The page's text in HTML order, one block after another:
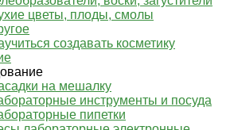
цветы, плоды, смолы
создавать косметику
на мешалку
инструменты и посуда
пипетки